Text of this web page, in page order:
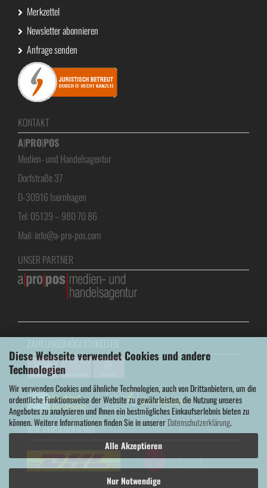
Diese Webseite verwendet Cookies und andere
Technologien
Wir verwenden Cookies und ähnliche Technologien, auch von Drittanbietern, um die
ordentliche Funktionsweise der Website zu gewährleisten, die Nutzung unseres
Angebotes zu analysieren und Ihnen ein bestmögliches Einkaufserlebnis bieten zu
können. Weitere Informationen finden Sie in unsererDatenschutzerklärung.
Alle Akzeptieren
Nur Notwendige
Merkzettel
Newsletter abonnieren
Anfrage senden
KONTAKT
A|PRO|POS
Medien- und Handelsagentur
Dorfstraße 37
D-30916 Isernhagen
Tel: 05139 – 980 70 86
Mail: info@a-pro-pos.com
UNSER PARTNER
WIR VERSENDEN MIT